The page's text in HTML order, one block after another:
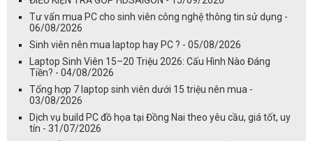
Tư vấn mua PC cho sinh viên công nghệ thông tin sử dụng -
06/08/2026
Sinh viên nên mua laptop hay PC ? - 05/08/2026
Laptop Sinh Viên 15–20 Triệu 2026: Cấu Hình Nào Đáng
Tiền? - 04/08/2026
Tổng hợp 7 laptop sinh viên dưới 15 triệu nên mua -
03/08/2026
Dịch vụ build PC đồ họa tại Đồng Nai theo yêu cầu, giá tốt, uy
tín - 31/07/2026